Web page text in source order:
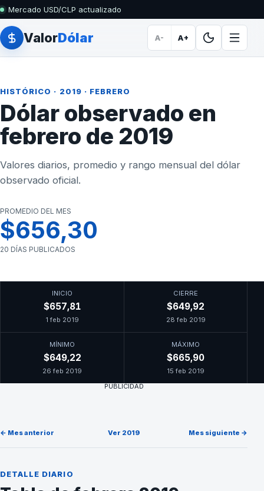
Mercado USD/CLP actualizado
ValorDólar A- A+
HISTÓRICO · 2019 · FEBRERO
Dólar observado en
febrero de 2019
Valores diarios, promedio y rango mensual del dólar
observado oficial.
PROMEDIO DEL MES
$656,30
20 DÍAS PUBLICADOS
INICIO
$657,81
1 feb 2019
CIERRE
$649,92
28 feb 2019
MÍNIMO
$649,22
26 feb 2019
MÁXIMO
$665,90
15 feb 2019
PUBLICIDAD
← Mes anterior Ver 2019 Mes siguiente →
DETALLE DIARIO